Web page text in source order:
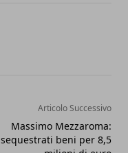
Articolo Successivo
Massimo Mezzaroma:
sequestrati beni per 8,5